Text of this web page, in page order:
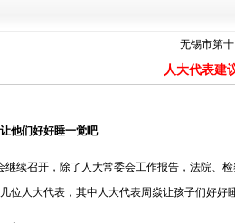
无锡市第
人大代表建
他们好好睡一觉吧
召开，除了人大常委会工作报告，法院、检
位人大代表，其中人大代表周焱让孩子们好好